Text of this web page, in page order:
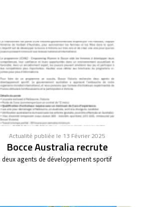
Actualité publiée le 13 Février 2025
Bocce Australia recrute
deux agents de développement sportif